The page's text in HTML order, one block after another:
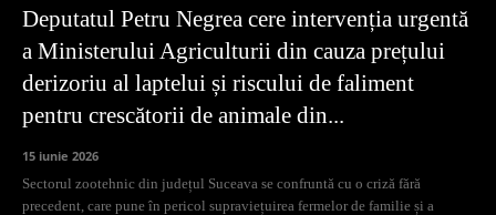
Deputatul Petru Negrea cere intervenția urgentă
a Ministerului Agriculturii din cauza prețului
derizoriu al laptelui și riscului de faliment
pentru crescătorii de animale din...
15 iunie 2026
Sectorul zootehnic din județul Suceava se confruntă cu o criză fără
precedent, care pune în pericol supraviețuirea fermelor de familie și a